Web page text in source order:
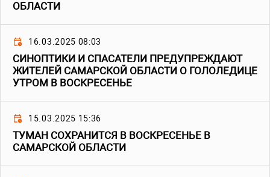
ОБЛАСТИ
16.03.2025 08:03
СИНОПТИКИ И СПАСАТЕЛИ ПРЕДУПРЕЖДАЮТ
ЖИТЕЛЕЙ САМАРСКОЙ ОБЛАСТИ О ГОЛОЛЕДИЦЕ
УТРОМ В ВОСКРЕСЕНЬЕ
15.03.2025 15:36
ТУМАН СОХРАНИТСЯ В ВОСКРЕСЕНЬЕ В
САМАРСКОЙ ОБЛАСТИ